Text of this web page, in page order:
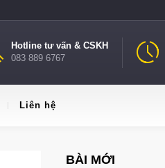
Hotline tư vấn & CSKH
083 889 6767
Liên hệ
BÀI MỚI